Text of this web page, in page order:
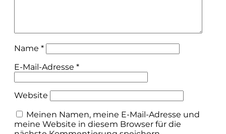
Name *
E-Mail-Adresse *
Website
Meinen Namen, meine E-Mail-Adresse und
meine Website in diesem Browser für die